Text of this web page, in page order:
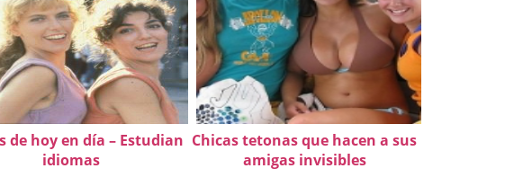
de hoy en día – Estudian
idiomas
Chicas tetonas que hacen a sus
amigas invisibles